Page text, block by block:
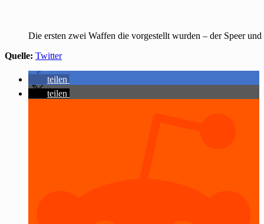
Die ersten zwei Waffen die vorgestellt wurden – der Speer
Quelle: Twitter
teilen
teilen